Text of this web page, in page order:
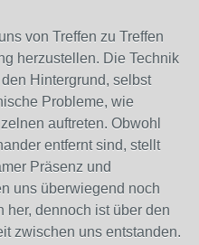
von Treffen zu Treffen
herzustellen. Die Technik
Hintergrund, selbst
Probleme, wie
auftreten. Obwohl
entfernt sind, stellt
Präsenz und
uns überwiegend noch
her, dennoch ist über den
zwischen uns entstanden.